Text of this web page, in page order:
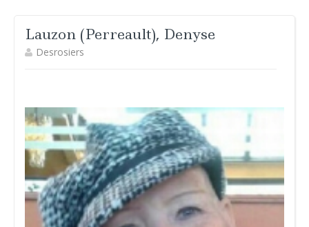
Lauzon (Perreault), Denyse
Desrosiers